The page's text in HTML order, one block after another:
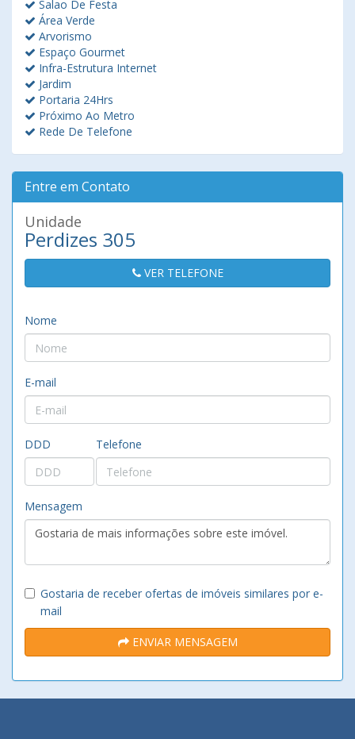
Salao De Festa
Área Verde
Arvorismo
Espaço Gourmet
Infra-Estrutura Internet
Jardim
Portaria 24Hrs
Próximo Ao Metro
Rede De Telefone
Entre em Contato
Unidade
Perdizes 305
VER TELEFONE
Nome
E-mail
DDD Telefone
Mensagem
Gostaria de receber ofertas de imóveis similares por e-
mail
ENVIAR MENSAGEM